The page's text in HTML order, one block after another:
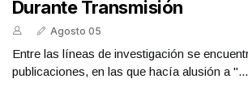
Durante Transmisión
Agosto 05
Entre las líneas de investigación se
publicaciones, en las que hacía alusión a "...